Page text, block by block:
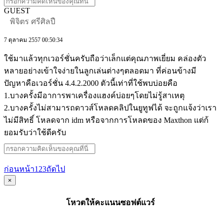
GUEST
พิจิตร ศรีศิลปื
7 ตุลาคม 2557 00:50:34
ใช้มาแล้วทุกเวอร์ชั่นครับถือว่าเล็กแต่คุณภาพเยี่ยม คล่องตัว
หลายอย่างเข้าใจง่ายในลูกเล่นต่างๆตลอดมา ที่ค่อนข้างมี
ปัญหาคือเวอร์ชั่น 4.4.2.2000 ตัวนี้เท่าที่ใช้พบบ่อยคือ
1.บางครั้งมีอาการพาเครื่องแฮงค์บ่อยๆโดยไม่รู้สาเหตุ
2.บางครั้งไม่สามารถดาวส์โหลดคลิปในยูทูฟได้ จะถูกแจ้งว่าเรา
ไม่มีสิทธิ์ โหลดจาก idm หรือจากการโหลดของ Maxthon แต่ก้
ยอมรับว่าใช้ดีครับ
ก่อนหน้า123ถัดไป
×
โหวตให้คะแนนซอฟต์แวร์